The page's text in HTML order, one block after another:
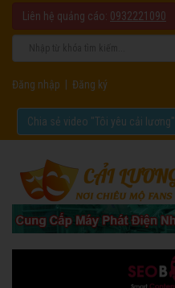
Liên hệ quảng cáo: 0932221090
Đăng nhập Đăng ký
Chia sẻ video "Tôi yêu cải lương".